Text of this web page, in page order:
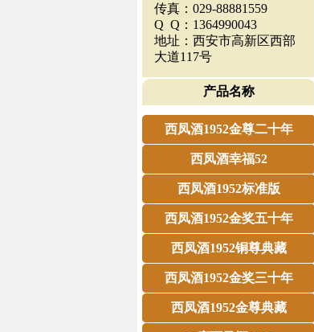
传真：029-88881559
Q Q：1364990043
地址：西安市高新区西部
大道117号
产品名称
西凤酒1952金尊二十年
西凤酒幸福52
西凤酒1952标准版
西凤酒1952金奖五十年
西凤酒1952铜尊典藏
西凤酒1952金奖三十年
西凤酒1952金尊典藏